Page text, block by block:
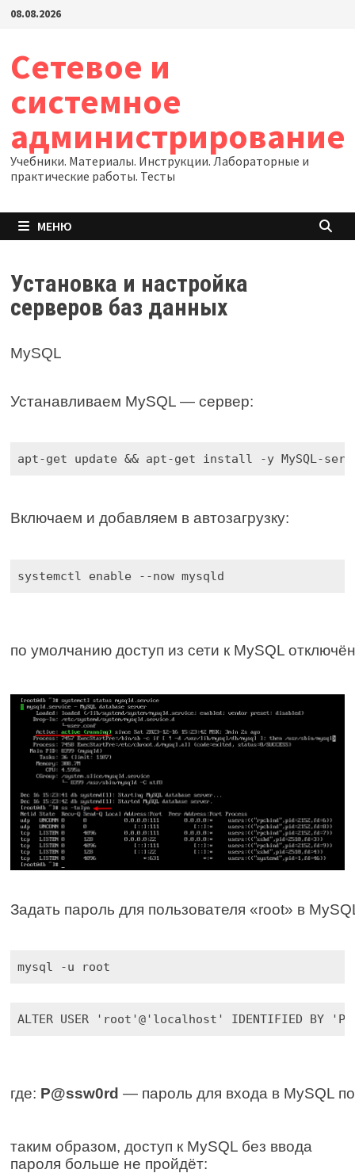
Перейти
08.08.2026
Сетевое и
системное
администрирование
Учебники. Материалы. Инструкции. Лабораторные и
практические работы. Тесты
МЕНЮ
Установка и настройка
серверов баз данных
MySQL
Устанавливаем MySQL — сервер:
apt-get update && apt-get install -y MySQL-
Включаем и добавляем в автозагрузку:
systemctl enable --now mysqld
по умолчанию доступ из сети к MySQL отключён
Задать пароль для пользователя «root» в
mysql -u root
ALTER USER 'root'@'localhost' IDENTIFIED BY
где: P@ssw0rd — пароль для входа в MySQL
таким образом, доступ к MySQL без ввода
пароля больше не пройдёт: